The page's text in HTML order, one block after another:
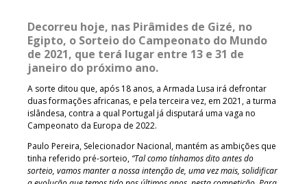
Decorreu hoje, nas Pirâmides de Gizé, no
Egipto, o Sorteio do Campeonato do Mundo
de 2021, que terá lugar entre 13 e 31 de
janeiro do próximo ano.
A sorte ditou que, após 18 anos, a Armada Lusa irá defrontar
duas formações africanas, e pela terceira vez, em 2021, a turma
islândesa, contra a qual Portugal já disputará uma vaga no
Campeonato da Europa de 2022.
Paulo Pereira, Selecionador Nacional, mantém as ambições que
tinha referido pré-sorteio,“Tal como tínhamos dito antes do
sorteio, vamos manter a nossa intenção de, uma vez mais, solidificar